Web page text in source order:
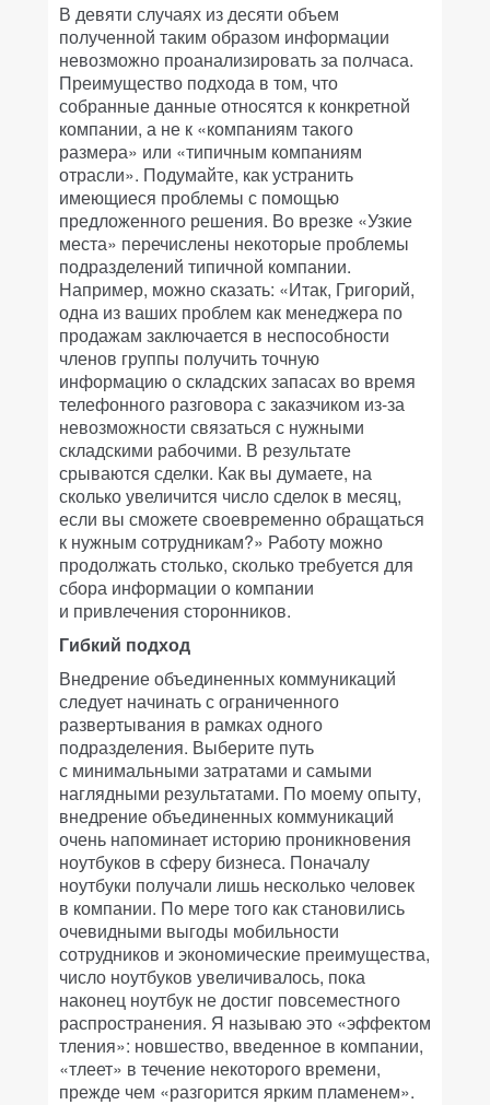
В девяти случаях из десяти объем
полученной таким образом информации
невозможно проанализировать за полчаса.
Преимущество подхода в том, что
собранные данные относятся к конкретной
компании, а не к «компаниям такого
размера» или «типичным компаниям
отрасли». Подумайте, как устранить
имеющиеся проблемы с помощью
предложенного решения. Во врезке «Узкие
места» перечислены некоторые проблемы
подразделений типичной компании.
Например, можно сказать: «Итак, Григорий,
одна из ваших проблем как менеджера по
продажам заключается в неспособности
членов группы получить точную
информацию о складских запасах во время
телефонного разговора с заказчиком из-за
невозможности связаться с нужными
складскими рабочими. В результате
срываются сделки. Как вы думаете, на
сколько увеличится число сделок в месяц,
если вы сможете своевременно обращаться
к нужным сотрудникам?» Работу можно
продолжать столько, сколько требуется для
сбора информации о компании
и привлечения сторонников.
Гибкий подход
Внедрение объединенных коммуникаций
следует начинать с ограниченного
развертывания в рамках одного
подразделения. Выберите путь
с минимальными затратами и самыми
наглядными результатами. По моему опыту,
внедрение объединенных коммуникаций
очень напоминает историю проникновения
ноутбуков в сферу бизнеса. Поначалу
ноутбуки получали лишь несколько человек
в компании. По мере того как становились
очевидными выгоды мобильности
сотрудников и экономические преимущества,
число ноутбуков увеличивалось, пока
наконец ноутбук не достиг повсеместного
распространения. Я называю это «эффектом
тления»: новшество, введенное в компании,
«тлеет» в течение некоторого времени,
прежде чем «разгорится ярким пламенем».